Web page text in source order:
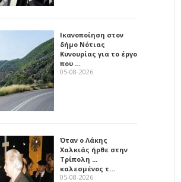
Ικανοποίηση στον
δήμο Νότιας
Κυνουρίας για το έργο
που …
05-08-2026
Όταν ο Λάκης
Χαλκιάς ήρθε στην
Τρίπολη ...
καλεσμένος τ…
05-08-2026